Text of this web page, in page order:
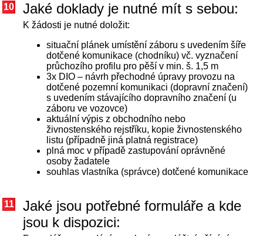
10 Jaké doklady je nutné mít s sebou:
K žádosti je nutné doložit:
situační plánek umístění záboru s uvedením šíře
dotčené komunikace (chodníku) vč. vyznačení
průchozího profilu pro pěší v min. š. 1,5 m
3x DIO – návrh přechodné úpravy provozu na
dotčené pozemní komunikaci (dopravní značení)
s uvedením stávajícího dopravního značení (u
záboru ve vozovce)
aktuální výpis z obchodního nebo
živnostenského rejstříku, kopie živnostenského
listu (případně jiná platná registrace)
plná moc v případě zastupování oprávněné
osoby žadatele
souhlas vlastníka (správce) dotčené komunikace
11
Jaké jsou potřebné formuláře a kde
jsou k dispozici: